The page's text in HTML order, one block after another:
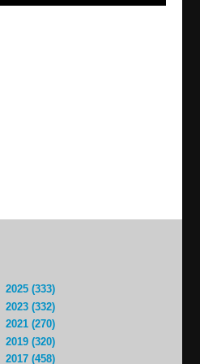
2025 (333)
2023 (332)
2021 (270)
2019 (320)
2017 (458)